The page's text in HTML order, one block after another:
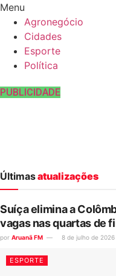
Menu
Agronegócio
Cidades
Esporte
Política
PUBLICIDADE
Últimasatualizações
Suíça elimina a
vagas nas quartas de
por Aruanã FM 8 de julho de 2026
ESPORTE